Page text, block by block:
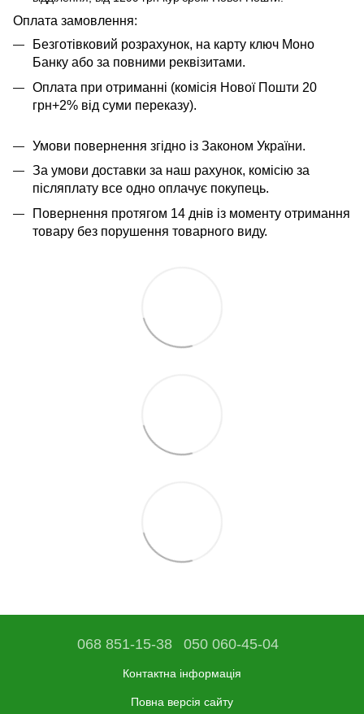
​​​​Оплата замовлення:
Безготівковий розрахунок, на карту ключ Моно
Банку або за повними реквізитами.
Оплата при отриманні (комісія Нової Пошти 20
грн+2% від суми переказу).
Умови повернення згідно із Законом України.
За умови доставки за наш рахунок, комісію за
післяплату все одно оплачує покупець.
Повернення протягом 14 днів із моменту отримання
товару без порушення товарного виду.
068 851-15-38 050 060-45-04
Контактна інформація
Повна версія сайту